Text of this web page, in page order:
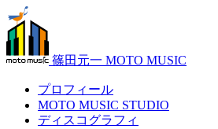
篠田元一 MOTO MUSIC
プロフィール
MOTO MUSIC STUDIO
ディスコグラフィ